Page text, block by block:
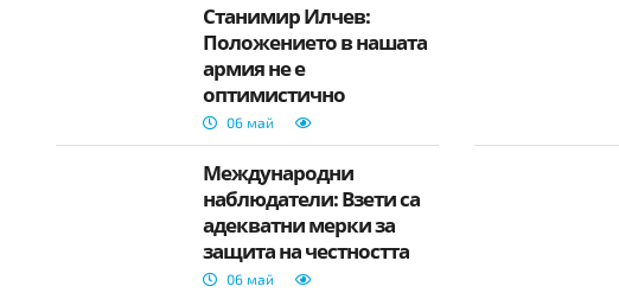
Станимир Илчев:
Положението в нашата
армия не е
оптимистично
06 май
Международни
наблюдатели: Взети са
адекватни мерки за
защита на честността
на вота в България
06 май